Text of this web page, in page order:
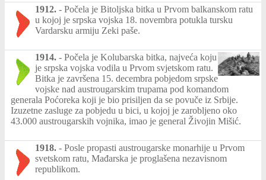
1912. - Počela je Bitoljska bitka u Prvom balkanskom ratu
u kojoj je srpska vojska 18. novembra potukla tursku
Vardarsku armiju Zeki paše.
1914. - Počela je Kolubarska bitka, najveća koju
je srpska vojska vodila u Prvom svjetskom ratu.
Bitka je završena 15. decembra pobjedom srpske
vojske nad austrougarskim trupama pod komandom
generala Poćoreka koji je bio prisiljen da se povuče iz Srbije.
Izuzetne zasluge za pobjedu u bici, u kojoj je zarobljeno oko
43.000 austrougarskih vojnika, imao je general Živojin Mišić.
1918. - Posle propasti austrougarske monarhije u Prvom
svetskom ratu, Mađarska je proglašena nezavisnom
republikom.